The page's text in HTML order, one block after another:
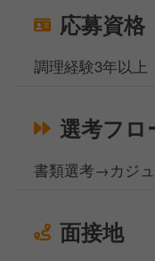
応募資格
調理経験3年以上
選考フロ
書類選考→カジ
面接地